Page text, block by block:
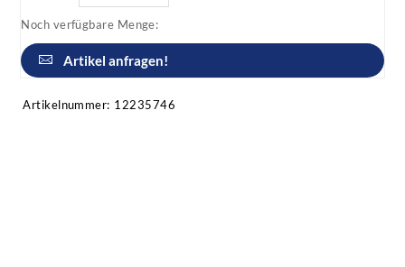
Noch verfügbare Menge:
Artikel anfragen!
Artikelnummer: 12235746